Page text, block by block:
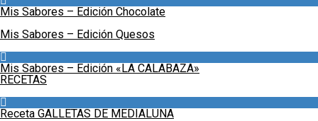
Mis Sabores – Edición Chocolate
Mis Sabores – Edición Quesos
Mis Sabores – Edición «LA CALABAZA»
RECETAS
Receta GALLETAS DE MEDIALUNA